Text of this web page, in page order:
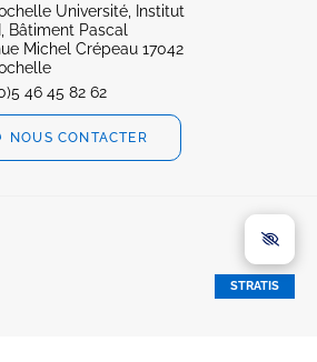
Université, Institut
Bâtiment Pascal
Michel Crépeau 17042
46 45 82 62
NOUS CONTACTER
STRATIS